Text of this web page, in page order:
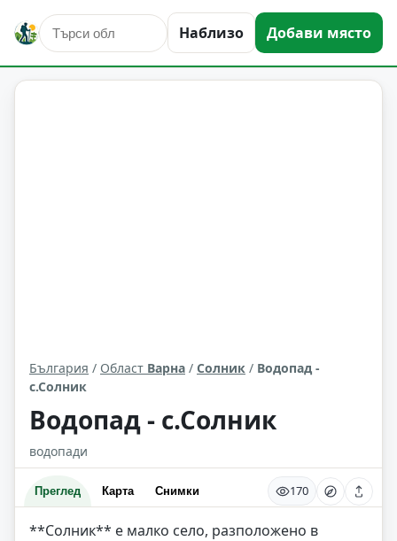
Наблизо Добави място
природни забележителности Солник Област: Варна
България / Област Варна / Солник / Водопад -
с.Солник
Водопад - с.Солник
водопади
Преглед Карта Снимки 170
**Солник** е малко село, разположено в